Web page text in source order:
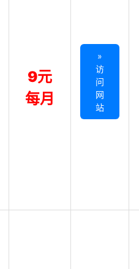
9元
每月
»
访
问
网
站